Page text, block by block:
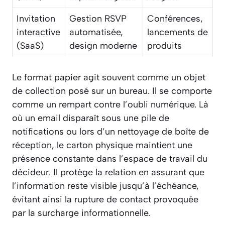
Invitation
interactive
(SaaS)
Gestion RSVP
automatisée,
design moderne
Conférences,
lancements de
produits
Le format papier agit souvent comme un objet
de collection posé sur un bureau. Il se comporte
comme un rempart contre l’oubli numérique. Là
où un email disparaît sous une pile de
notifications ou lors d’un nettoyage de boîte de
réception, le carton physique maintient une
présence constante dans l’espace de travail du
décideur. Il protège la relation en assurant que
l’information reste visible jusqu’à l’échéance,
évitant ainsi la rupture de contact provoquée
par la surcharge informationnelle.